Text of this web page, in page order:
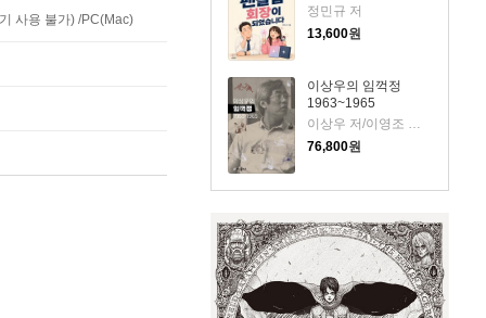
정민규 저
13,600원
이상우의 임꺽정
1963~1965
이상우 저/이영조 그림
76,800원
사용 불가) /PC(Mac)